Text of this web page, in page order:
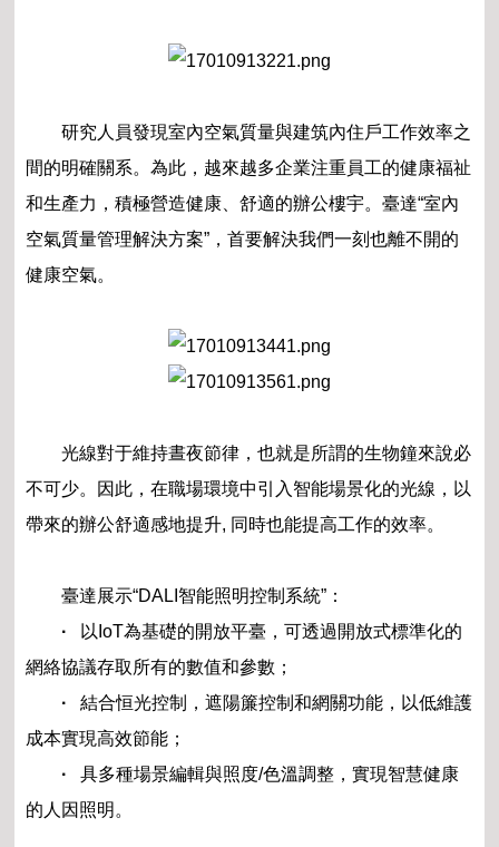
研究人員發現室內空氣質量與建筑內住戶工作效率之
間的明確關系。為此，越來越多企業注重員工的健康福祉
和生產力，積極營造健康、舒適的辦公樓宇。臺達“室內
空氣質量管理解決方案”，首要解決我們一刻也離不開的
健康空氣。
光線對于維持晝夜節律，也就是所謂的生物鐘來說必
不可少。因此，在職場環境中引入智能場景化的光線，以
帶來的辦公舒適感地提升, 同時也能提高工作的效率。
臺達展示“DALI智能照明控制系統”：
·
以IoT為基礎的開放平臺，可透過開放式標準化的
網絡協議存取所有的數值和參數；
·結合恒光控制，遮陽簾控制和網關功能，以低維護
成本實現高效節能；
·具多種場景編輯與照度/色溫調整，實現智慧健康
的人因照明。